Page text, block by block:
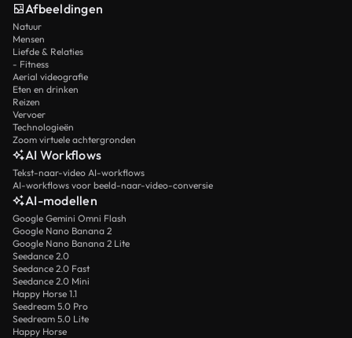
Afbeeldingen
Natuur
Mensen
Liefde & Relaties
- Fitness
Aerial videografie
Eten en drinken
Reizen
Vervoer
Technologieën
Zoom virtuele achtergronden
AI Workflows
Tekst-naar-video AI-workflows
AI-workflows voor beeld-naar-video-conversie
AI-modellen
Google Gemini Omni Flash
Google Nano Banana 2
Google Nano Banana 2 Lite
Seedance 2.0
Seedance 2.0 Fast
Seedance 2.0 Mini
Happy Horse 1.1
Seedream 5.0 Pro
Seedream 5.0 Lite
Happy Horse